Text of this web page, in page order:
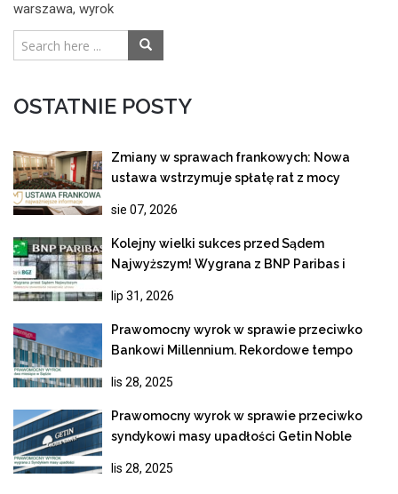
warszawa, wyrok
OSTATNIE POSTY
Zmiany w sprawach frankowych: Nowa
ustawa wstrzymuje spłatę rat z mocy
sie 07, 2026
Kolejny wielki sukces przed Sądem
Najwyższym! Wygrana z BNP Paribas i
frankowego
lip 31, 2026
Prawomocny wyrok w sprawie przeciwko
Bankowi Millennium. Rekordowe tempo
lis 28, 2025
Prawomocny wyrok w sprawie przeciwko
syndykowi masy upadłości Getin Noble
lis 28, 2025